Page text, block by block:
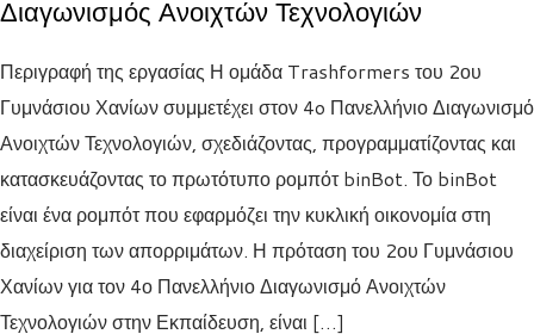
Διαγωνισμός Ανοιχτών Τεχνολογιών
Περιγραφή της εργασίας Η ομάδα Trashformers του 2ου
Γυμνάσιου Χανίων συμμετέχει στον 4o Πανελλήνιο Διαγωνισμό
Ανοιχτών Τεχνολογιών, σχεδιάζοντας, προγραμματίζοντας και
κατασκευάζοντας το πρωτότυπο ρομπότ binBot. Το binBot
είναι ένα ρομπότ που εφαρμόζει την κυκλική οικονομία στη
διαχείριση των απορριμάτων. Η πρόταση του 2ου Γυμνάσιου
Χανίων για τον 4ο Πανελλήνιο Διαγωνισμό Ανοιχτών
Τεχνολογιών στην Εκπαίδευση, είναι […]